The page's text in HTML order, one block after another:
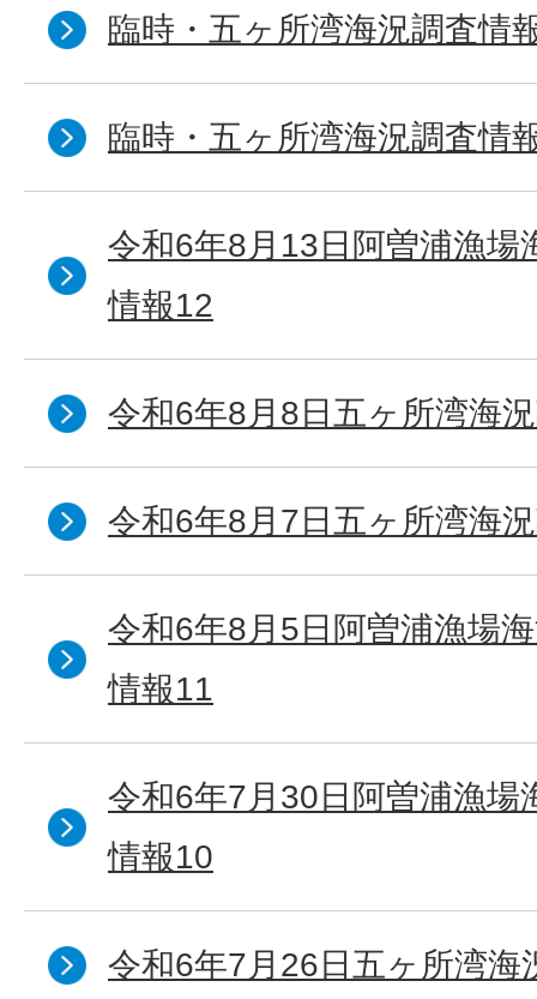
臨時・五ヶ所湾海況調査情
臨時・五ヶ所湾海況調査情
令和6年8月13日阿曽浦漁場
情報12
令和6年8月8日五ヶ所湾海
令和6年8月7日五ヶ所湾海
令和6年8月5日阿曽浦漁場
情報11
令和6年7月30日阿曽浦漁場
情報10
令和6年7月26日五ヶ所湾海